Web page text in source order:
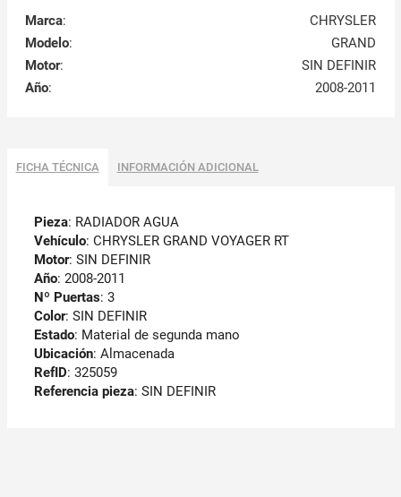
Marca:
CHRYSLER
Modelo:
GRAND
Motor:
SIN DEFINIR
Año: 2008-2011
FICHA TÉCNICA INFORMACIÓN ADICIONAL
Pieza: RADIADOR AGUA
Vehículo: CHRYSLER GRAND VOYAGER RT
Motor: SIN DEFINIR
Año: 2008-2011
Nº Puertas: 3
Color: SIN DEFINIR
Estado: Material de segunda mano
Ubicación: Almacenada
RefID: 325059
Referencia pieza: SIN DEFINIR